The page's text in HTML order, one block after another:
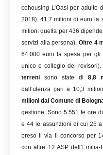
cohousing L’Oasi per adulto
2018). 41,7 milioni di euro la
milioni quella per 436
servizi alla persona). Oltre 4
64.000 euro la spesa per gli
unico e collegio dei
terreni sono state di 8,8
dall’utenza pari a 10,3
milioni dal Comune di
gestione. Sono 5.551 le ore
e 44 le assunzioni di cui 25
preso il via il concorso per
con altre 12 ASP